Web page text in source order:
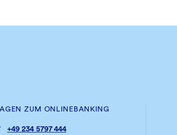
ZUM ONLINEBANKING
+49 234 5797 444